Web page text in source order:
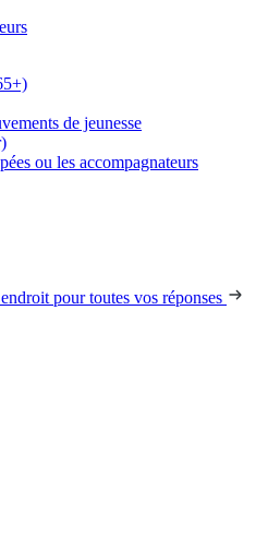
de jeunesse
ou les accompagnateurs
pour toutes vos réponses